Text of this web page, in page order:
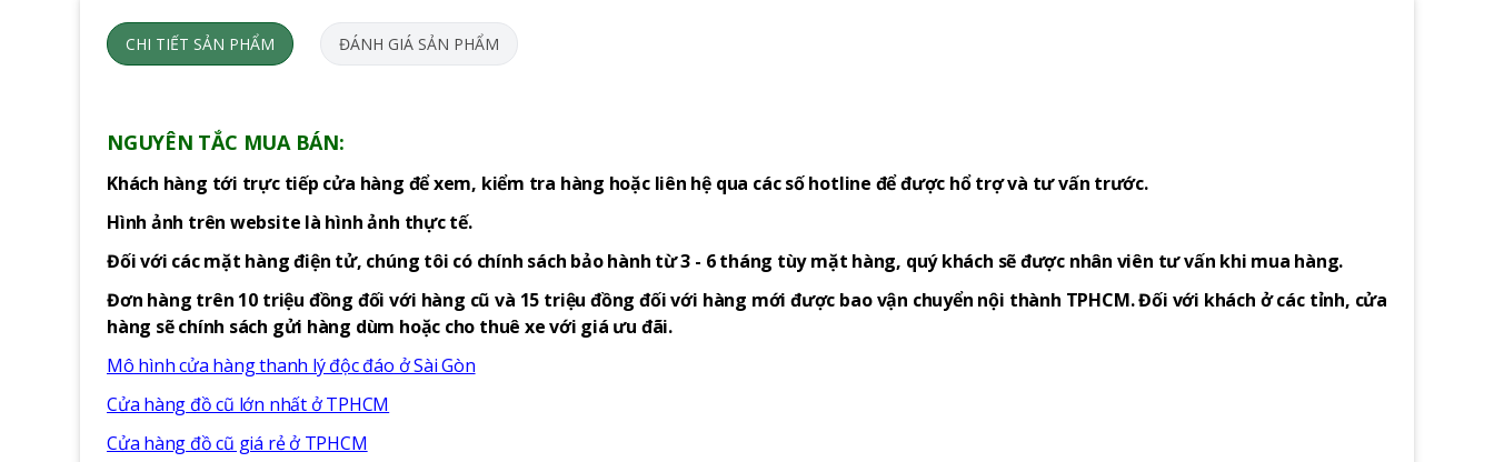
CHI TIẾT SẢN PHẨM ĐÁNH GIÁ SẢN PHẨM
NGUYÊN TẮC MUA BÁN:
Khách hàng tới trực tiếp cửa hàng để xem, kiểm tra hàng hoặc liên hệ qua các số hotline để được hổ trợ và tư vấn trước.
Hình ảnh trên website là hình ảnh thực tế.
Đối với các mặt hàng điện tử, chúng tôi có chính sách bảo hành từ 3 - 6 tháng tùy mặt hàng, quý khách sẽ được nhân viên tư vấn khi mua hàng.
Đơn hàng trên 10 triệu đồng đối với hàng cũ và 15 triệu đồng đối với hàng mới được bao vận chuyển nội thành TPHCM. Đối với khách ở các tỉnh, cửa
hàng sẽ chính sách gửi hàng dùm hoặc cho thuê xe với giá ưu đãi.
Mô hình cửa hàng thanh lý độc đáo ở Sài Gòn
Cửa hàng đồ cũ lớn nhất ở TPHCM
Cửa hàng đồ cũ giá rẻ ở TPHCM